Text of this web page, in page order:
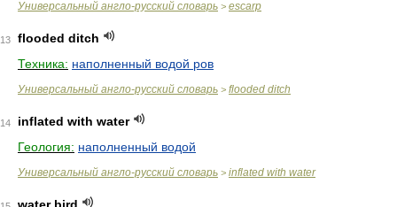
Универсальный англо-русский словарь > escarp
13
flooded ditch
Техника: наполненный водой ров
Универсальный англо-русский словарь > flooded ditch
14
inflated with water
Геология: наполненный водой
Универсальный англо-русский словарь > inflated with water